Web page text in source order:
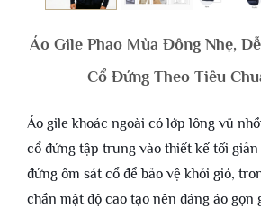
Áo Gile Phao Mùa Đông Nhẹ,
Cổ Đứng Theo Tiêu
Áo gile khoác ngoài có lớp lông vũ
cổ đứng tập trung vào thiết kế tối
đứng ôm sát cổ để bảo vệ khỏi gió,
chần mật độ cao tạo nên dáng áo gọn